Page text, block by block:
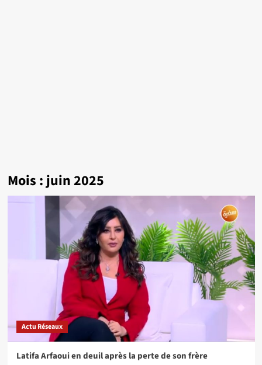
Mois :juin 2025
Actu Réseaux
Latifa Arfaoui en deuil après la perte de son frère